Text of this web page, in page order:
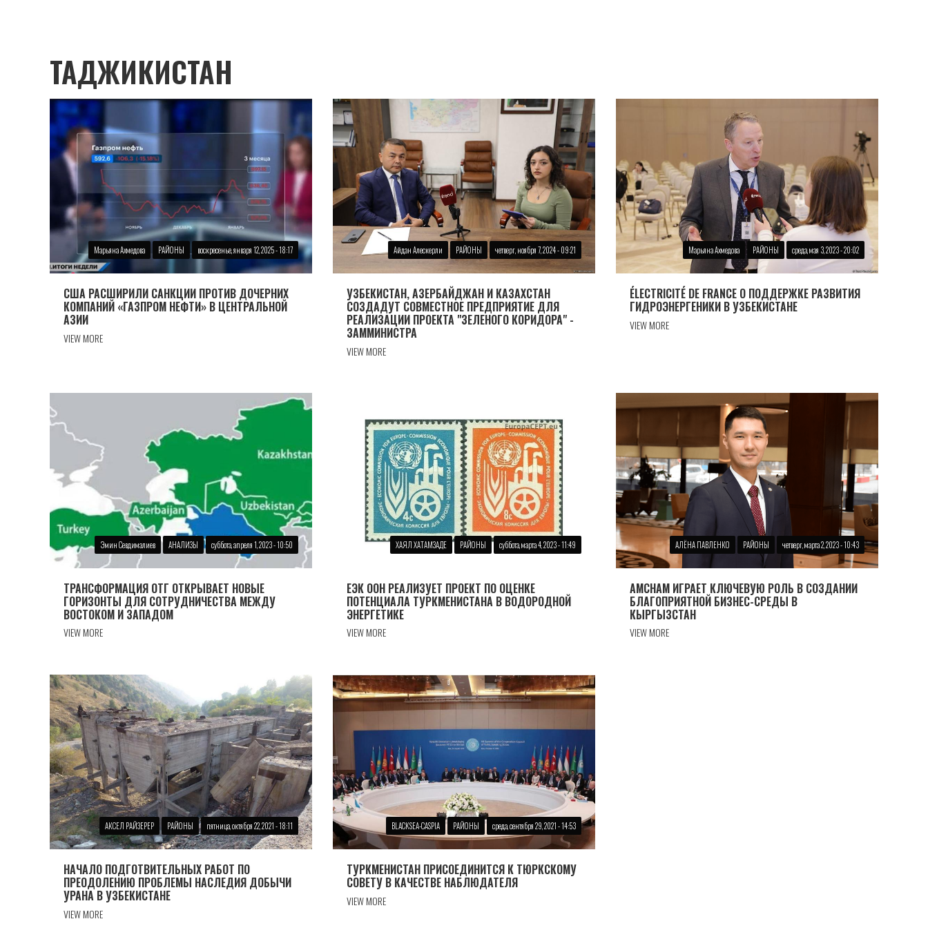
ТАДЖИКИСТАН
Марьяна Ахмедова РАЙОНЫ воскресенье, января 12, 2025 - 18:17
США РАСШИРИЛИ САНКЦИИ ПРОТИВ ДОЧЕРНИХ
КОМПАНИЙ «ГАЗПРОМ НЕФТИ» В ЦЕНТРАЛЬНОЙ
АЗИИ
VIEW MORE
Айдан Алескерли РАЙОНЫ четверг, ноября 7, 2024 - 09:21
УЗБЕКИСТАН, АЗЕРБАЙДЖАН И КАЗАХСТАН
СОЗДАДУТ СОВМЕСТНОЕ ПРЕДПРИЯТИЕ ДЛЯ
РЕАЛИЗАЦИИ ПРОЕКТА "ЗЕЛЕНОГО КОРИДОРА" -
ЗАММИНИСТРА
VIEW MORE
Марьяна Ахмедова РАЙОНЫ среда, мая 3, 2023 - 20:02
ÉLECTRICITÉ DE FRANCE О ПОДДЕРЖКЕ РАЗВИТИЯ
ГИДРОЭНЕРГЕНИКИ В УЗБЕКИСТАНЕ
VIEW MORE
Эмин Севдималиев АНАЛИЗЫ суббота, апреля 1, 2023 - 10:50
ТРАНСФОРМАЦИЯ ОТГ ОТКРЫВАЕТ НОВЫЕ
ГОРИЗОНТЫ ДЛЯ СОТРУДНИЧЕСТВА МЕЖДУ
ВОСТОКОМ И ЗАПАДОМ
VIEW MORE
ХАЯЛ ХАТАМЗАДЕ РАЙОНЫ суббота, марта 4, 2023 - 11:49
ЕЭК ООН РЕАЛИЗУЕТ ПРОЕКТ ПО ОЦЕНКЕ
ПОТЕНЦИАЛА ТУРКМЕНИСТАНА В ВОДОРОДНОЙ
ЭНЕРГЕТИКЕ
VIEW MORE
АЛЁНА ПАВЛЕНКО РАЙОНЫ четверг, марта 2, 2023 - 10:43
AMCHAM ИГРАЕТ КЛЮЧЕВУЮ РОЛЬ В СОЗДАНИИ
БЛАГОПРИЯТНОЙ БИЗНЕС-СРЕДЫ В
КЫРГЫЗСТАН
VIEW MORE
АКСЕЛ РАЙЗЕРЕР РАЙОНЫ пятница, октября 22, 2021 - 18:11
НАЧАЛО ПОДГОТВИТЕЛЬНЫХ РАБОТ ПО
ПРЕОДОЛЕНИЮ ПРОБЛЕМЫ НАСЛЕДИЯ ДОБЫЧИ
УРАНА В УЗБЕКИСТАНЕ
VIEW MORE
BLACKSEA-CASPIA РАЙОНЫ среда, сентября 29, 2021 - 14:53
ТУРКМЕНИСТАН ПРИСОЕДИНИТСЯ К ТЮРКСКОМУ
СОВЕТУ В КАЧЕСТВЕ НАБЛЮДАТЕЛЯ
VIEW MORE